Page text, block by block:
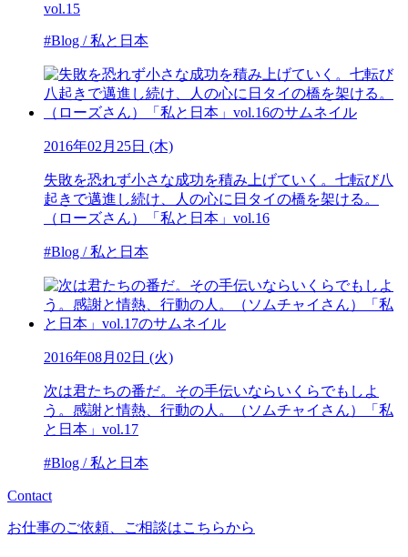
vol.15
#Blog / 私と日本
2016年02月25日 (木)
失敗を恐れず小さな成功を積み上げていく。七転び八
起きで邁進し続け、人の心に日タイの橋を架ける。
（ローズさん）「私と日本」vol.16
#Blog / 私と日本
2016年08月02日 (火)
次は君たちの番だ。その手伝いならいくらでもしよ
う。感謝と情熱、行動の人。（ソムチャイさん）「私
と日本」vol.17
#Blog / 私と日本
Contact
お仕事のご依頼、ご相談はこちらから